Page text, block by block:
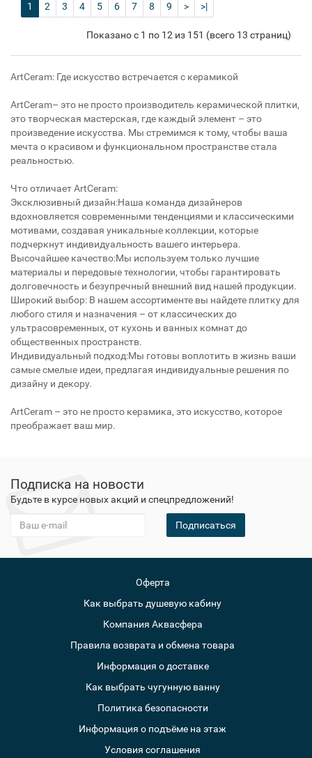
1 2 3 4 5 6 7 8 9 > >|
Показано с 1 по 12 из 151 (всего 13 страниц)
ArtCeram: Где искусство встречается с керамикой
ArtCeram– это не просто производитель керамической плитки,
это творческая мастерская, где каждый элемент – это
произведение искусства. Мы стремимся к тому, чтобы ваша
мечта о красивом и функциональном пространстве стала
реальностью.
Что отличает ArtCeram:
Эксклюзивный дизайн:Наша команда дизайнеров
вдохновляется современными тенденциями и классическими
мотивами, создавая уникальные коллекции, которые
подчеркнут индивидуальность вашего интерьера.
Высочайшее качество:Мы используем только лучшие
материалы и передовые технологии, чтобы гарантировать
долговечность и безупречный внешний вид нашей продукции.
Широкий выбор: В нашем ассортименте вы найдете плитку для
любого стиля и назначения – от классических до
ультрасовременных, от кухонь и ванных комнат до
общественных пространств.
Индивидуальный подход:Мы готовы воплотить в жизнь ваши
самые смелые идеи, предлагая индивидуальные решения по
дизайну и декору.
ArtCeram – это не просто керамика, это искусство, которое
преображает ваш мир.
Подписка на новости
Будьте в курсе новых акций и спецпредложений!
Подписаться
Оферта
Как выбрать душевую кабину
Компания Аквасфера
Правила возврата и обмена товара
Информация о доставке
Как выбрать чугунную ванну
Политика безопасности
Информация о подъёме на этаж
Условия соглашения